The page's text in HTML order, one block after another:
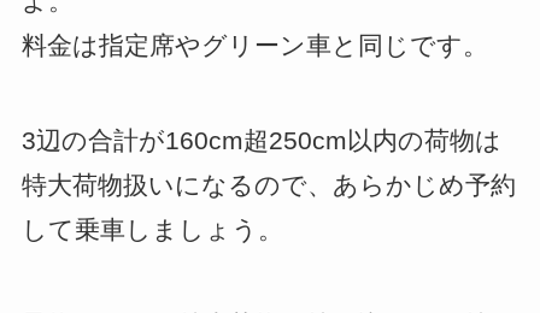
料金は指定席やグリーン車と同じです。
3辺の合計が160cm超250cm以内の荷物は
特大荷物扱いになるので、あらかじめ予約
して乗車しましょう。